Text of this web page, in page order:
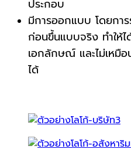
ประกอบ
มีการออกแบบ โดยกา
ก่อนขึ้นแบบจริง ทำให้ไ
เอกลักษณ์ และไม่เหมือ
ได้